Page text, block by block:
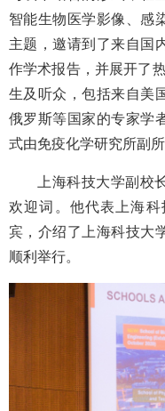
智能生物医学影像、感
主题，邀请到了来自国
作学术报告，并展开了
生及听众，包括来自美
俄罗斯等国家的专家学
式由免疫化学研究所副所
上海科技大学副校
欢迎词。他代表上海
宾，介绍了上海科技大
顺利举行。